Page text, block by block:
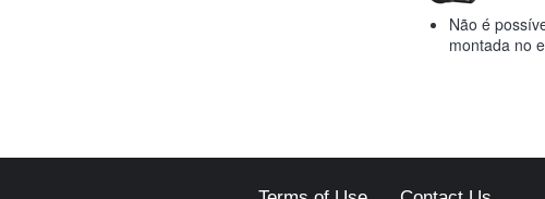
Não é
montada no